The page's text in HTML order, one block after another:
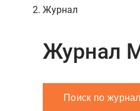
Журнал
Журнал
Поиск по